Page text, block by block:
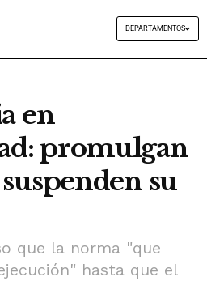
DEPARTAMENTOS
en
promulgan
su
que la norma "que
hasta que el